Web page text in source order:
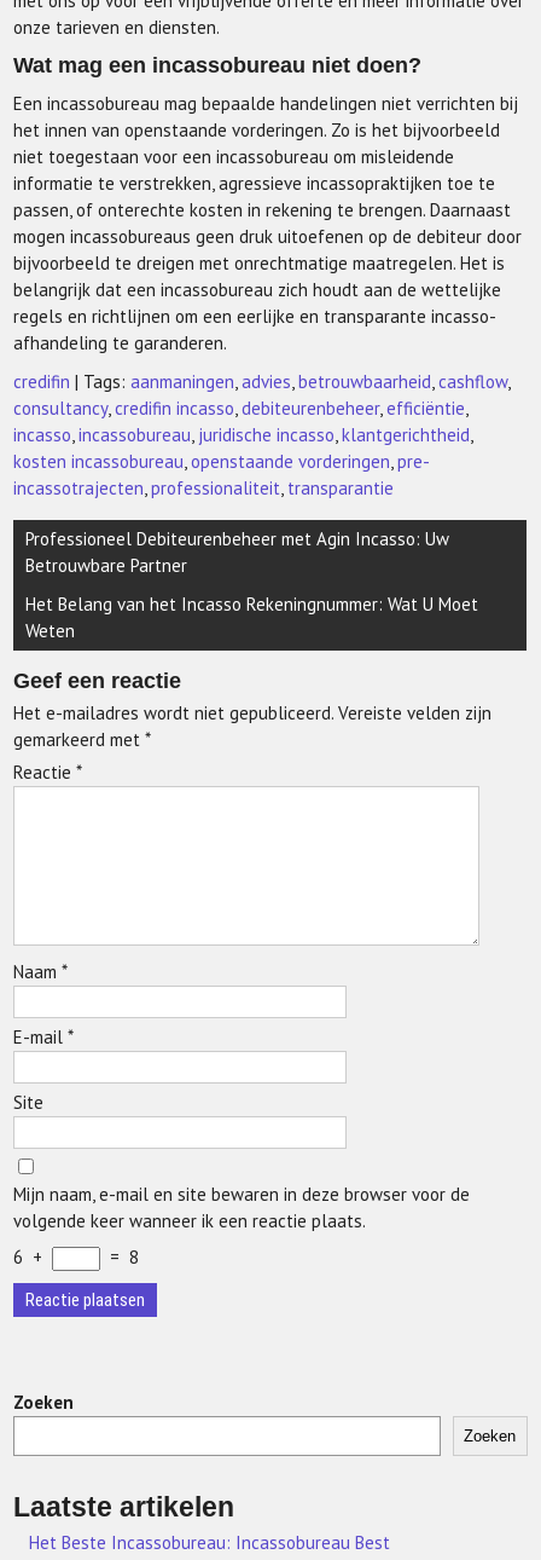
onze tarieven en diensten.
Wat mag een incassobureau niet doen?
Een incassobureau mag bepaalde handelingen niet verrichten bij
het innen van openstaande vorderingen. Zo is het bijvoorbeeld
niet toegestaan voor een incassobureau om misleidende
informatie te verstrekken, agressieve incassopraktijken toe te
passen, of onterechte kosten in rekening te brengen. Daarnaast
mogen incassobureaus geen druk uitoefenen op de debiteur door
bijvoorbeeld te dreigen met onrechtmatige maatregelen. Het is
belangrijk dat een incassobureau zich houdt aan de wettelijke
regels en richtlijnen om een eerlijke en transparante incasso-
afhandeling te garanderen.
credifin | Tags:aanmaningen,advies,betrouwbaarheid,cashflow,
consultancy,credifin incasso,debiteurenbeheer,efficiëntie,
incasso,incassobureau, juridische incasso,klantgerichtheid,
kosten incassobureau,openstaande vorderingen,pre-
incassotrajecten,professionaliteit, transparantie
Berichtnavigatie
Professioneel Debiteurenbeheer met Agin Incasso: Uw
Betrouwbare Partner
Het Belang van het Incasso Rekeningnummer: Wat U Moet
Weten
Geef een reactie
Het e-mailadres wordt niet gepubliceerd. Vereiste velden zijn
gemarkeerd met*
Reactie*
Naam*
E-mail*
Site
Mijn naam, e-mail en site bewaren in deze browser voor de
volgende keer wanneer ik een reactie plaats.
6 + = 8
Zoeken
Zoeken
Laatste artikelen
Het Beste Incassobureau: Incassobureau Best